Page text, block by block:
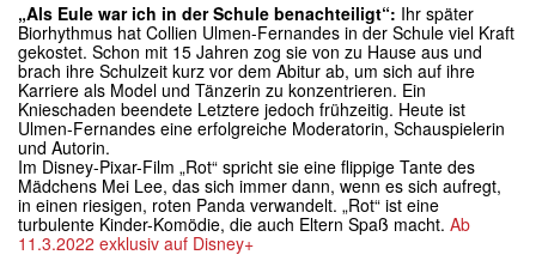
„Als Eule war ich in der Schule benachteiligt“: Ihr später
Biorhythmus hat Collien Ulmen-Fernandes in der Schule viel Kraft
gekostet. Schon mit 15 Jahren zog sie von zu Hause aus und
brach ihre Schulzeit kurz vor dem Abitur ab, um sich auf ihre
Karriere als Model und Tänzerin zu konzentrieren. Ein
Knieschaden beendete Letztere jedoch frühzeitig. Heute ist
Ulmen-Fernandes eine erfolgreiche Moderatorin, Schauspielerin
und Autorin.
Im Disney-Pixar-Film „Rot“ spricht sie eine flippige Tante des
Mädchens Mei Lee, das sich immer dann, wenn es sich aufregt,
in einen riesigen, roten Panda verwandelt. „Rot“ ist eine
turbulente Kinder-Komödie, die auch Eltern Spaß macht. Ab
11.3.2022 exklusiv auf Disney+